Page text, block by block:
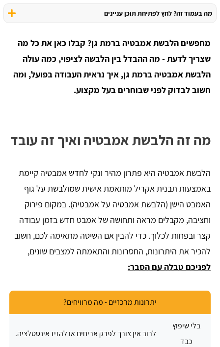
מה בעמוד זה? לחץ לפתיחת תוכן עניינים
מחפשים הלבשת אמבטיה ברמת גן? קבלו כאן את כל מה
שצריך לדעת - מה ההבדל בין הלבשה לציפוי, כמה עולה
הלבשת אמבטיה ברמת גן, איך נראית העבודה בפועל, ומה
חשוב לבדוק לפני שבוחרים בעל מקצוע.
מה זה הלבשת אמבטיה ואיך זה עובד
הלבשת אמבטיה היא פתרון מהיר ונקי לחדש אמבטיה קיימת
באמצעות תבנית אקריל מותאמת אישית שמולבשת על גוף
האמבט הישן (הלבשת אמבטיה על אמבטיה). במקום פירוק
וחציבה, מקבלים מראה ותחושה של אמבט חדש בזמן עבודה
קצר ובפחות לכלוך. כדי להבין אם השיטה מתאימה לכם, חשוב
להכיר את היתרונות, החסרונות והתאמתה למצבים שונים,
לפניכם טבלה עם הסבר:
יתרונות מרכזיים - מה מרוויחים?
בלי שיפוץ
כבד
לרוב אין צורך לפרק אריחים או להזיז אינסטלציה.